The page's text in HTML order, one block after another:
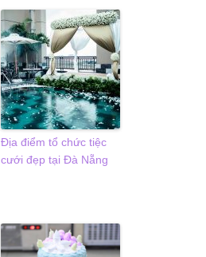
Địa điểm tổ chức tiệc
cưới đẹp tại Đà Nẵng